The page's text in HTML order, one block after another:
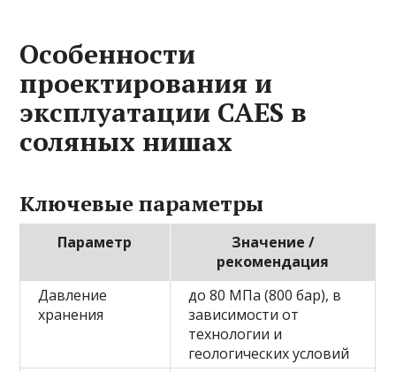
Особенности
проектирования и
эксплуатации CAES в
соляных нишах
Ключевые параметры
Параметр
Значение /
рекомендация
Давление
хранения
до 80 МПа (800 бар), в
зависимости от
технологии и
геологических условий